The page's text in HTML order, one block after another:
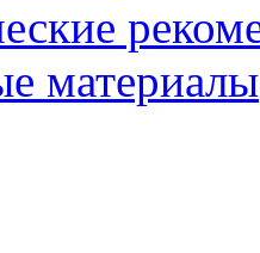
материалы